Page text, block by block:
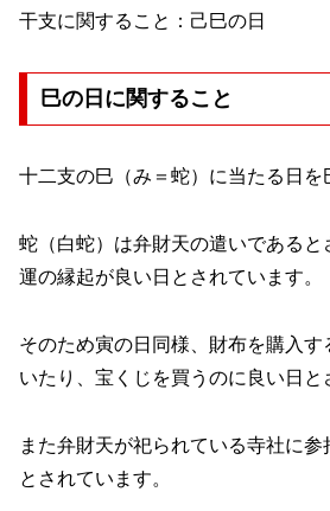
干支に関すること：己巳の日
巳の日に関すること
十二支の巳（み＝蛇）に当たる日を
蛇（白蛇）は弁財天の遣いである
運の縁起が良い日とされています。
そのため寅の日同様、財布を購入す
いたり、宝くじを買うのに良い日と
また弁財天が祀られている寺社に参
とされています。